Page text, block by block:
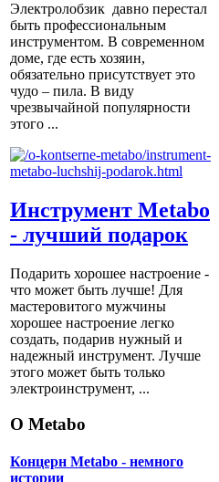
Электролобзик давно перестал
быть профессиональным
инструментом. В современном
доме, где есть хозяин,
обязательно присутствует это
чудо – пила. В виду
чрезвычайной популярности
этого ...
Инструмент Metabo
- лучший подарок
Подарить хорошее настроение -
что может быть лучше! Для
мастеровитого мужчины
хорошее настроение легко
создать, подарив нужный и
надежный инструмент. Лучше
этого может быть только
электроинструмент, ...
О Metabo
Концерн Metabo - немного
истории